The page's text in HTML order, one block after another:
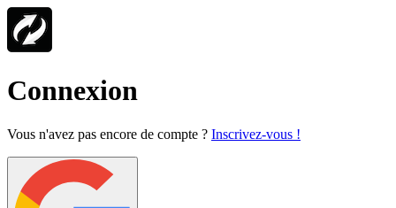
Connexion
Vous n'avez pas encore de compte ? Inscrivez-vous !